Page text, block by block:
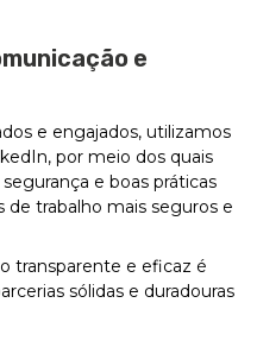
e
e engajados, utilizamos
por meio dos quais
e boas práticas
trabalho mais seguros e
transparente e eficaz é
sólidas e duradouras